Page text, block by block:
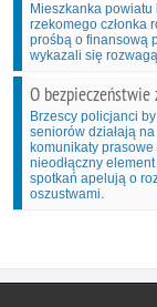
Mieszkanka powiatu
rzekomego członka
prośbą o finansową
wykazali się
O bezpieczeństwie
Brzescy policjanci
seniorów działają
komunikaty
nieodłączny
spotkań apelują o
oszustwami.